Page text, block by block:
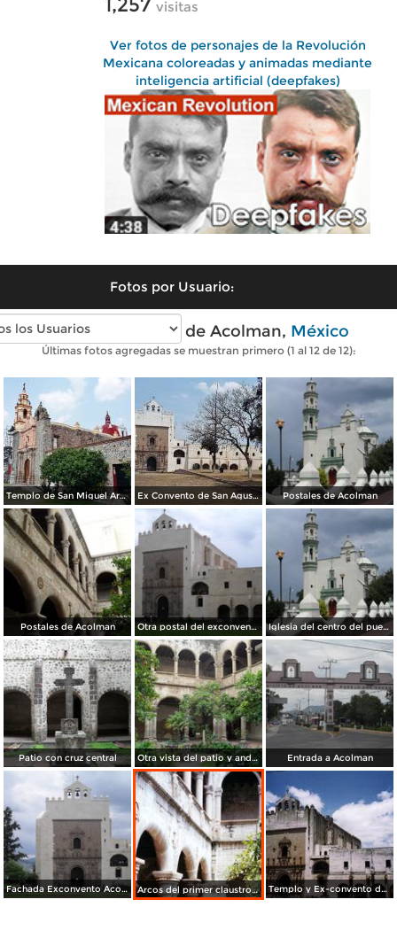
visitas
Ver fotos de personajes de la Revolución
Mexicana coloreadas y animadas mediante
inteligencia artificial (deepfakes)
Fotos por Usuario:
Fotos modernas de Acolman, México
Últimas fotos agregadas se muestran primero (1 al 12 de 12):
Templo de San Miguel Arcángel Ex Convento de San Agustín Postales de Acolman
Postales de Acolman Otra postal del exconvento Iglesia del centro del pueblo de Acolman
Patio con cruz central Otra vista del patio y andadores del convento Entrada a Acolman
Fachada Exconvento Acolman Arcos del primer claustro del ex-convento de Acolman, México. 2004 Templo y Ex-convento de San Agustín, siglo XVI. Acolman, Edo. de México